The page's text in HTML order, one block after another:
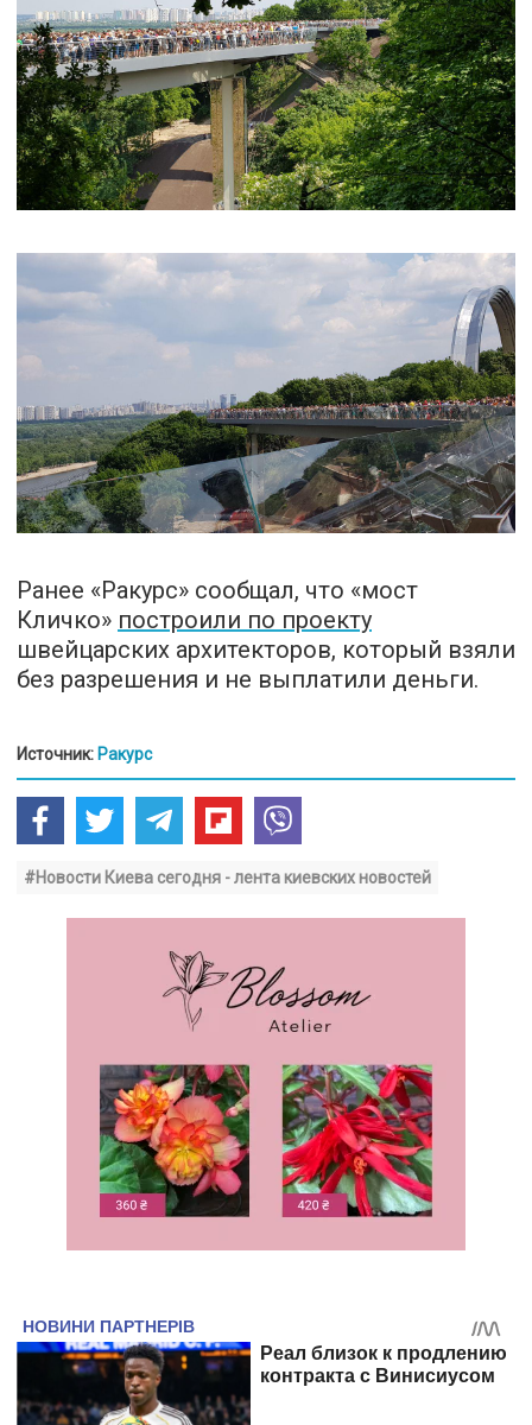
Ранее «Ракурс» сообщал, что «мост
Кличко» построили по проекту
швейцарских архитекторов, который взяли
без разрешения и не выплатили деньги.
Источник: Ракурс
#Новости Киева сегодня - лента киевских новостей